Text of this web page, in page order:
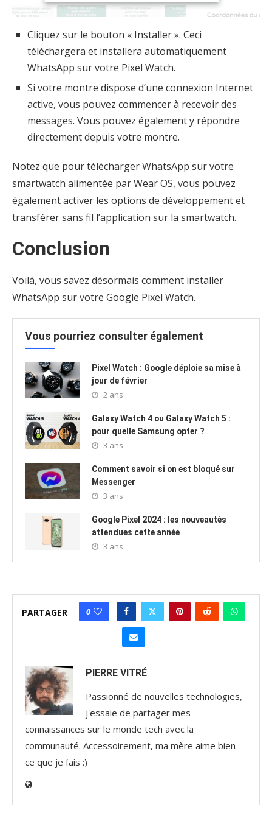
Cliquez sur le bouton « Installer ». Ceci
téléchargera et installera automatiquement
WhatsApp sur votre Pixel Watch.
Si votre montre dispose d’une connexion Internet
active, vous pouvez commencer à recevoir des
messages. Vous pouvez également y répondre
directement depuis votre montre.
Notez que pour télécharger WhatsApp sur votre
smartwatch alimentée par Wear OS, vous pouvez
également activer les options de développement et
transférer sans fil l’application sur la smartwatch.
Conclusion
Voilà, vous savez désormais comment installer
WhatsApp sur votre Google Pixel Watch.
Vous pourriez consulter également
Pixel Watch : Google déploie sa mise à
jour de février
2 ans
Galaxy Watch 4 ou Galaxy Watch 5 :
pour quelle Samsung opter ?
3 ans
Comment savoir si on est bloqué sur
Messenger
3 ans
Google Pixel 2024 : les nouveautés
attendues cette année
3 ans
PARTAGER 0
PIERRE VITRÉ
Passionné de nouvelles technologies,
j'essaie de partager mes
connaissances sur le monde tech avec la
communauté. Accessoirement, ma mère aime bien
ce que je fais :)